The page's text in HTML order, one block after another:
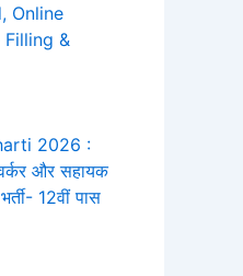
Online
&
2026 :
और सहायक
12वीं पास